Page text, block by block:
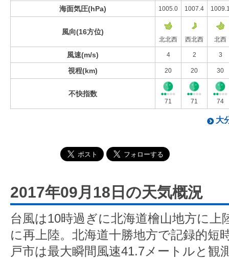
海面気圧(hPa) 1005.0 1007.4
風向(16方位)
北北西 西北西 北西
風速(m/s) 4 2 3
視程(km) 20 20 30
不快指数
71 71 74
大
2017年09月18日の天気概況
台風は10時過ぎに北海道檜山地方に上
に再上陸。北海道十勝地方で記録的短
戸市は最大瞬間風速41.7メートルと観